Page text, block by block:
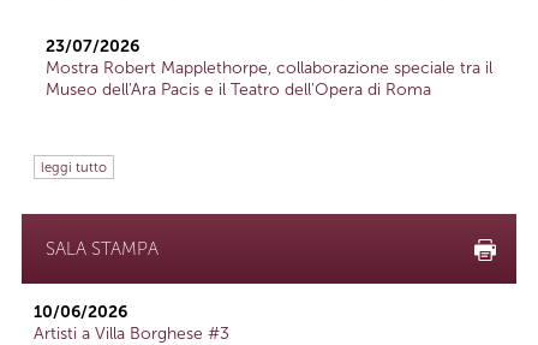
23/07/2026
Mostra Robert Mapplethorpe, collaborazione speciale tra il
Museo dell'Ara Pacis e il Teatro dell'Opera di Roma
leggi tutto
SALA STAMPA
10/06/2026
Artisti a Villa Borghese #3